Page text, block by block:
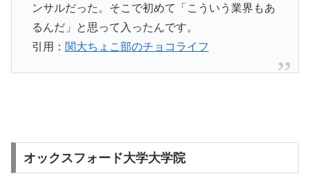
ンサルだった。そこで初めて「こういう業界もあ
るんだ」と思って入ったんです。
引用： 関大ちょこ部のチョコライフ
オックスフォード大学大学院